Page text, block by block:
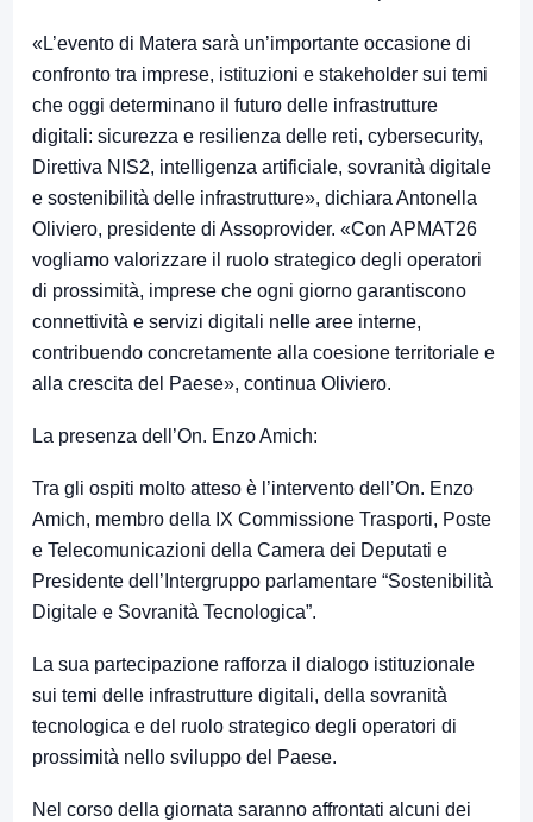
«L’evento di Matera sarà un’importante occasione di
confronto tra imprese, istituzioni e stakeholder sui temi
che oggi determinano il futuro delle infrastrutture
digitali: sicurezza e resilienza delle reti, cybersecurity,
Direttiva NIS2, intelligenza artificiale, sovranità digitale
e sostenibilità delle infrastrutture», dichiara Antonella
Oliviero, presidente di Assoprovider. «Con APMAT26
vogliamo valorizzare il ruolo strategico degli operatori
di prossimità, imprese che ogni giorno garantiscono
connettività e servizi digitali nelle aree interne,
contribuendo concretamente alla coesione territoriale e
alla crescita del Paese», continua Oliviero.
La presenza dell’On. Enzo Amich:
Tra gli ospiti molto atteso è l’intervento dell’On. Enzo
Amich, membro della IX Commissione Trasporti, Poste
e Telecomunicazioni della Camera dei Deputati e
Presidente dell’Intergruppo parlamentare “Sostenibilità
Digitale e Sovranità Tecnologica”.
La sua partecipazione rafforza il dialogo istituzionale
sui temi delle infrastrutture digitali, della sovranità
tecnologica e del ruolo strategico degli operatori di
prossimità nello sviluppo del Paese.
Nel corso della giornata saranno affrontati alcuni dei